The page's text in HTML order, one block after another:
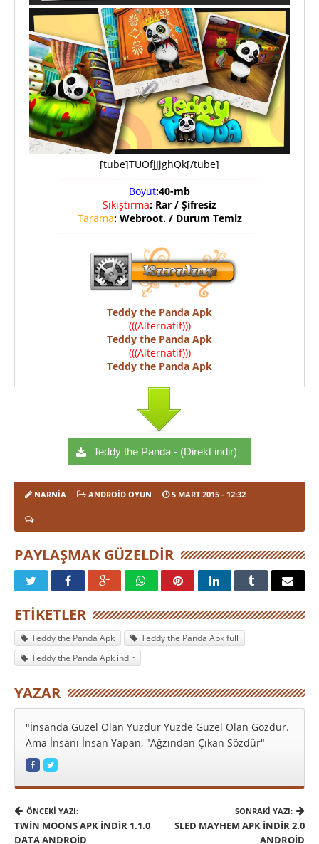
[tube]TUOfjJjghQk[/tube]
————————————————————-
Boyut:40-mb
Sıkıştırma: Rar / Şifresiz
Tarama: Webroot. / Durum Temiz
————————————————————–
Teddy the Panda Apk
(((Alternatif)))
Teddy the Panda Apk
(((Alternatif)))
Teddy the Panda Apk
Teddy the Panda - (Direkt indir)
NARNIA ANDROID OYUN 5 MART 2015 - 12:32
PAYLAŞMAK GÜZELDIR
ETIKETLER
Teddy the Panda Apk
Teddy the Panda Apk full
Teddy the Panda Apk indir
YAZAR
"İnsanda Güzel Olan Yüzdür Yüzde Güzel Olan Gözdür.
Ama İnsanı İnsan Yapan, "Ağzından Çıkan Sözdür"
ÖNCEKI YAZI:
TWIN MOONS APK İNDIR 1.1.0
DATA ANDROID
SONRAKI YAZI:
SLED MAYHEM APK İNDIR 2.0
ANDROID